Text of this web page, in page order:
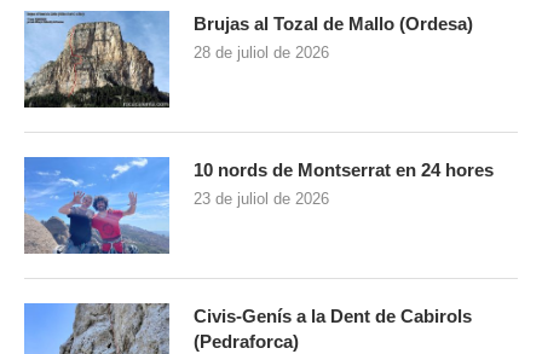
Brujas al Tozal de Mallo (Ordesa)
28 de juliol de 2026
10 nords de Montserrat en 24 hores
23 de juliol de 2026
Civis-Genís a la Dent de Cabirols
(Pedraforca)